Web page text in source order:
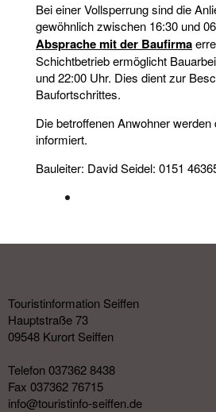
Bei einer Vollsperrung sind die
gewöhnlich zwischen 16:30 und
Absprache mit der Baufirma
Schichtbetrieb ermöglicht
und 22:00 Uhr. Dies dient zur
Baufortschrittes.
Die betroffenen Anwohner
informiert.
Bauleiter: David Seidel: 0151
Touristinformation Seiffen
Hauptstraße 73
09548 Kurort Seiffen
Telefon 037362 8438
Fax 037362 76715
info@touristinfo-seiffen.de